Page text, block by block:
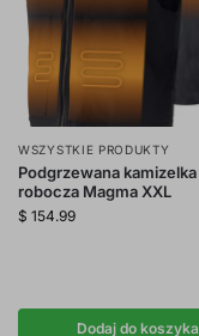
WSZYSTKIE PRODUKTY
Podgrzewana kamizelka
robocza Magma XXL
$ 154.99
Dodaj do koszyka